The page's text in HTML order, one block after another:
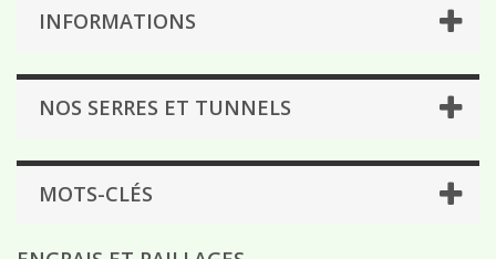
INFORMATIONS
NOS SERRES ET TUNNELS
MOTS-CLÉS